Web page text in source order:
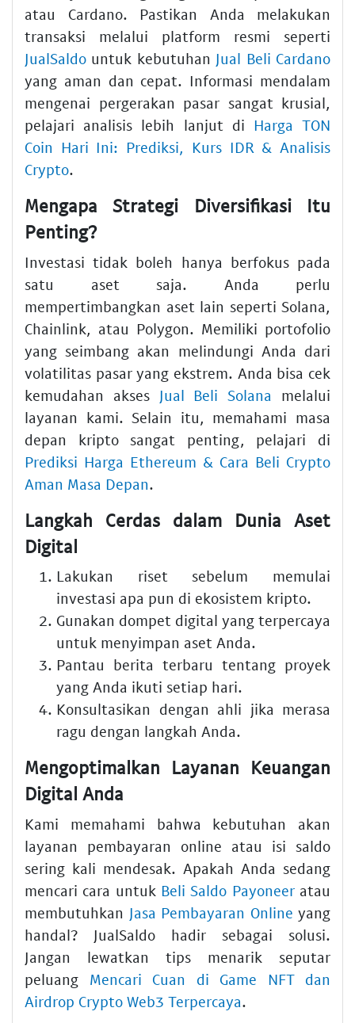
atau Cardano. Pastikan Anda melakukan
transaksi melalui platform resmi seperti
JualSaldo untuk kebutuhan Jual Beli Cardano
yang aman dan cepat. Informasi mendalam
mengenai pergerakan pasar sangat krusial,
pelajari analisis lebih lanjut di Harga TON
Coin Hari Ini: Prediksi, Kurs IDR & Analisis
Crypto.
Mengapa Strategi Diversifikasi Itu
Penting?
Investasi tidak boleh hanya berfokus pada
satu aset saja. Anda perlu
mempertimbangkan aset lain seperti Solana,
Chainlink, atau Polygon. Memiliki portofolio
yang seimbang akan melindungi Anda dari
volatilitas pasar yang ekstrem. Anda bisa cek
kemudahan akses Jual Beli Solana melalui
layanan kami. Selain itu, memahami masa
depan kripto sangat penting, pelajari di
Prediksi Harga Ethereum & Cara Beli Crypto
Aman Masa Depan.
Langkah Cerdas dalam Dunia Aset
Digital
Lakukan riset sebelum memulai
investasi apa pun di ekosistem kripto.
Gunakan dompet digital yang terpercaya
untuk menyimpan aset Anda.
Pantau berita terbaru tentang proyek
yang Anda ikuti setiap hari.
Konsultasikan dengan ahli jika merasa
ragu dengan langkah Anda.
Mengoptimalkan Layanan Keuangan
Digital Anda
Kami memahami bahwa kebutuhan akan
layanan pembayaran online atau isi saldo
sering kali mendesak. Apakah Anda sedang
mencari cara untuk Beli Saldo Payoneeratau
membutuhkan Jasa Pembayaran Online yang
handal? JualSaldo hadir sebagai solusi.
Jangan lewatkan tips menarik seputar
peluang Mencari Cuan di Game NFT dan
Airdrop Crypto Web3 Terpercaya.